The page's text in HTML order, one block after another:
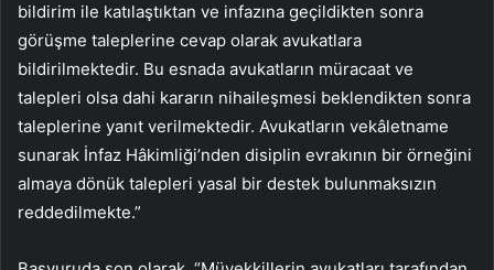
bildirim ile katılaştıktan ve infazına geçildikten sonra
görüşme taleplerine cevap olarak avukatlara
bildirilmektedir. Bu esnada avukatların müracaat ve
talepleri olsa dahi kararın nihaileşmesi beklendikten sonra
taleplerine yanıt verilmektedir. Avukatların vekâletname
sunarak İnfaz Hâkimliği’nden disiplin evrakının bir örneğini
almaya dönük talepleri yasal bir destek bulunmaksızın
reddedilmekte.”